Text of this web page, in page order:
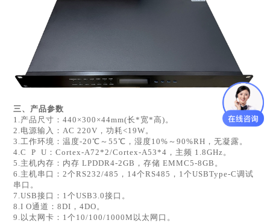
三、产品参数
1.产品尺寸：440×300×44mm(长*宽*高)。
2.电源输入：AC 220V，功耗<19W。
3.工作环境：温度-20℃～55℃，湿度10%～90%RH，无凝露。
4.C P U：Cortex-A72*2/Cortex-A53*4，主频 1.8GHz。
5.主机内存：内存 LPDDR4-2GB，存储 EMMC5-8GB。
6.主机串口：2个RS232/485，14个RS485，1个USBType-C调试
串口。
7.USB接口：1个USB3.0接口。
8.I O通道：8DI，4DO。
9.以太网卡：1个10/100/1000M以太网口。